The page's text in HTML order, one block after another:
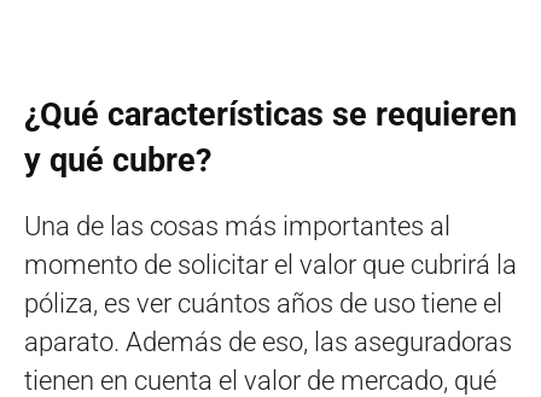
¿Qué características se requieren
y qué cubre?
Una de las cosas más importantes al
momento de solicitar el valor que cubrirá la
póliza, es ver cuántos años de uso tiene el
aparato. Además de eso, las aseguradoras
tienen en cuenta el valor de mercado, qué